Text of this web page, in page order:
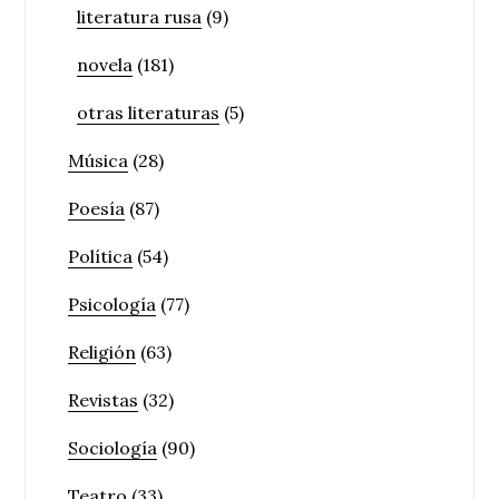
literatura rusa (9)
novela (181)
otras literaturas (5)
Música (28)
Poesía (87)
Política (54)
Psicología (77)
Religión (63)
Revistas (32)
Sociología (90)